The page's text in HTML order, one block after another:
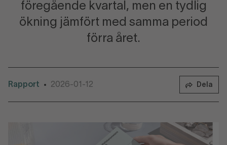
föregående kvartal, men en tydlig
ökning jämfört med samma period
förra året.
Rapport • 2026-01-12 Dela